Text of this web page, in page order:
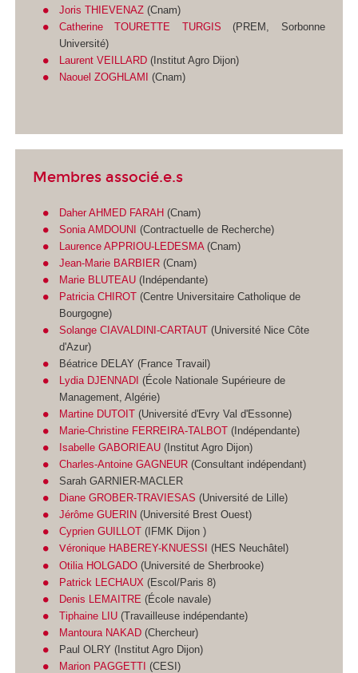
Joris THIEVENAZ (Cnam)
Catherine TOURETTE TURGIS (PREM, Sorbonne
Université)
Laurent VEILLARD(Institut Agro Dijon)
Naouel ZOGHLAMI (Cnam)
Membres associé.e.s
Daher AHMED FARAH (Cnam)
Sonia AMDOUNI (Contractuelle de Recherche)
Laurence APPRIOU-LEDESMA(Cnam)
Jean-Marie BARBIER(Cnam)
Marie BLUTEAU(Indépendante)
Patricia CHIROT(Centre Universitaire Catholique de
Bourgogne)
Solange CIAVALDINI-CARTAUT(Université Nice Côte
d'Azur)
Béatrice DELAY (France Travail)
Lydia DJENNADI (École Nationale Supérieure de
Management, Algérie)
Martine DUTOIT(Université d'Evry Val d'Essonne)
Marie-Christine FERREIRA-TALBOT(Indépendante)
Isabelle GABORIEAU(Institut Agro Dijon)
Charles-Antoine GAGNEUR(Consultant indépendant)
Sarah GARNIER-MACLER
Diane GROBER-TRAVIESAS (Université de Lille)
Jérôme GUERIN (Université Brest Ouest)
Cyprien GUILLOT(IFMK Dijon )
Véronique HABEREY-KNUESSI (HES Neuchâtel)
Otilia HOLGADO(Université de Sherbrooke)
Patrick LECHAUX (Escol/Paris 8)
Denis LEMAITRE (École navale)
Tiphaine LIU(Travailleuse indépendante)
Mantoura NAKAD (Chercheur)
Paul OLRY (Institut Agro Dijon)
Marion PAGGETTI (CESI)